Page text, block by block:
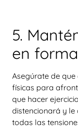
5.
en forma
Asegúrate de que
físicas para
que hacer
distencionará y
todas las